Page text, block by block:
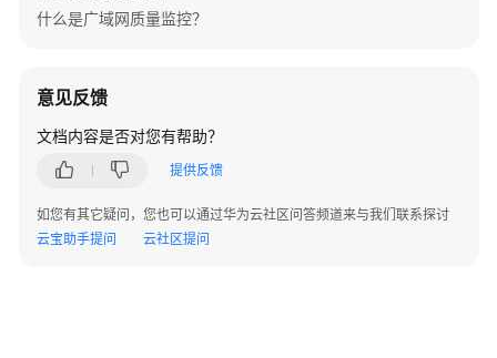
什么是广域网质量监控？
意见反馈
文档内容是否对您有帮助？
提供反馈
如您有其它疑问，您也可以通过华为云社区问答频道来与我们联系探讨
云宝助手提问
云社区提问